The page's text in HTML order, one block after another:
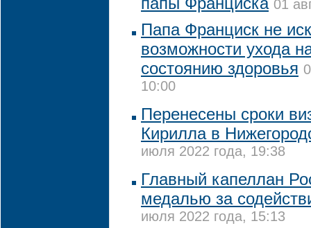
01
Папа Франциск не
возможности ухода
состоянию здоровья
10:00
Перенесены сроки
Кирилла в
июля 2022 года, 19:38
Главный капеллан
медалью за
июля 2022 года, 15:13